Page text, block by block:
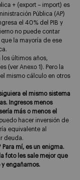
+ (export – import) es
Pública (AP)
el 40% del PIB y
no puede contar
la mayoría de ese
últimos años,
(ver Anexo 1). Pero la
mismo cálculo en otros
el mismo sistema
Ingresos menos
más o menos el
hacer inversión de
equivalente al
deuda.
Para mí, es un enigma.
foto les sale mejor que
engañarnos.